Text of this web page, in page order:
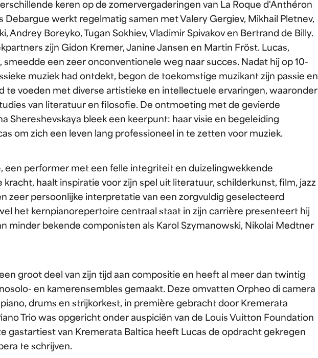
keren op de zomervergaderingen van La Roque d'Anthéron
Debargue werkt regelmatig samen met Valery Gergiev, Mikhail Pletnev,
Andrey Boreyko, Tugan Sokhiev, Vladimir Spivakov en Bertrand de Billy.
zijn Gidon Kremer, Janine Jansen en Martin Fröst. Lucas,
smeedde een zeer onconventionele weg naar succes. Nadat hij op 10-
muziek had ontdekt, begon de toekomstige muzikant zijn passie en
te voeden met diverse artistieke en intellectuele ervaringen, waaronder
van literatuur en filosofie. De ontmoeting met de gevierde
Shereshevskaya bleek een keerpunt: haar visie en begeleiding
om zich een leven lang professioneel in te zetten voor muziek.
een performer met een felle integriteit en duizelingwekkende
haalt inspiratie voor zijn spel uit literatuur, schilderkunst, film, jazz
zeer persoonlijke interpretatie van een zorgvuldig geselecteerd
het kernpianorepertoire centraal staat in zijn carrière presenteert hij
minder bekende componisten als Karol Szymanowski, Nikolai Medtner
groot deel van zijn tijd aan compositie en heeft al meer dan twintig
en kamerensembles gemaakt. Deze omvatten Orpheo di camera
drums en strijkorkest, in première gebracht door Kremerata
Trio was opgericht onder auspiciën van de Louis Vuitton Foundation
gastartiest van Kremerata Baltica heeft Lucas de opdracht gekregen
te schrijven.